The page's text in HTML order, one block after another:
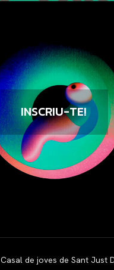
INSCRIU-TE!
Casal de joves de Sant Just